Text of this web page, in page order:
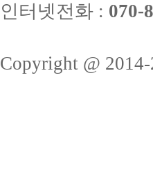
인터넷전화 : 070-
Copyright @